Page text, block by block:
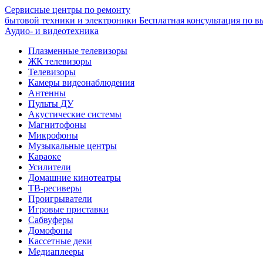
Сервисные центры по ремонту
бытовой техники и электроники Бесплатная консультация по
Аудио- и видеотехника
Плазменные телевизоры
ЖК телевизоры
Телевизоры
Камеры видеонаблюдения
Антенны
Пульты ДУ
Акустические системы
Магнитофоны
Микрофоны
Музыкальные центры
Караоке
Усилители
Домашние кинотеатры
ТВ-ресиверы
Проигрыватели
Игровые приставки
Сабвуферы
Домофоны
Кассетные деки
Медиаплееры